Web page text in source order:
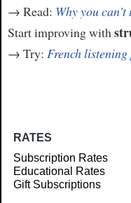
→ Read: Why you can't
Start improving with
→ Try: French
RATES
Subscription Rates
Educational Rates
Gift Subscriptions